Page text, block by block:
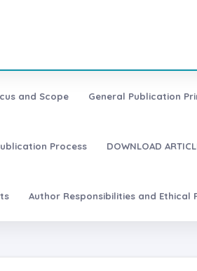
and Scope General Publication
Process DOWNLOAD
Author Responsibilities and Ethical